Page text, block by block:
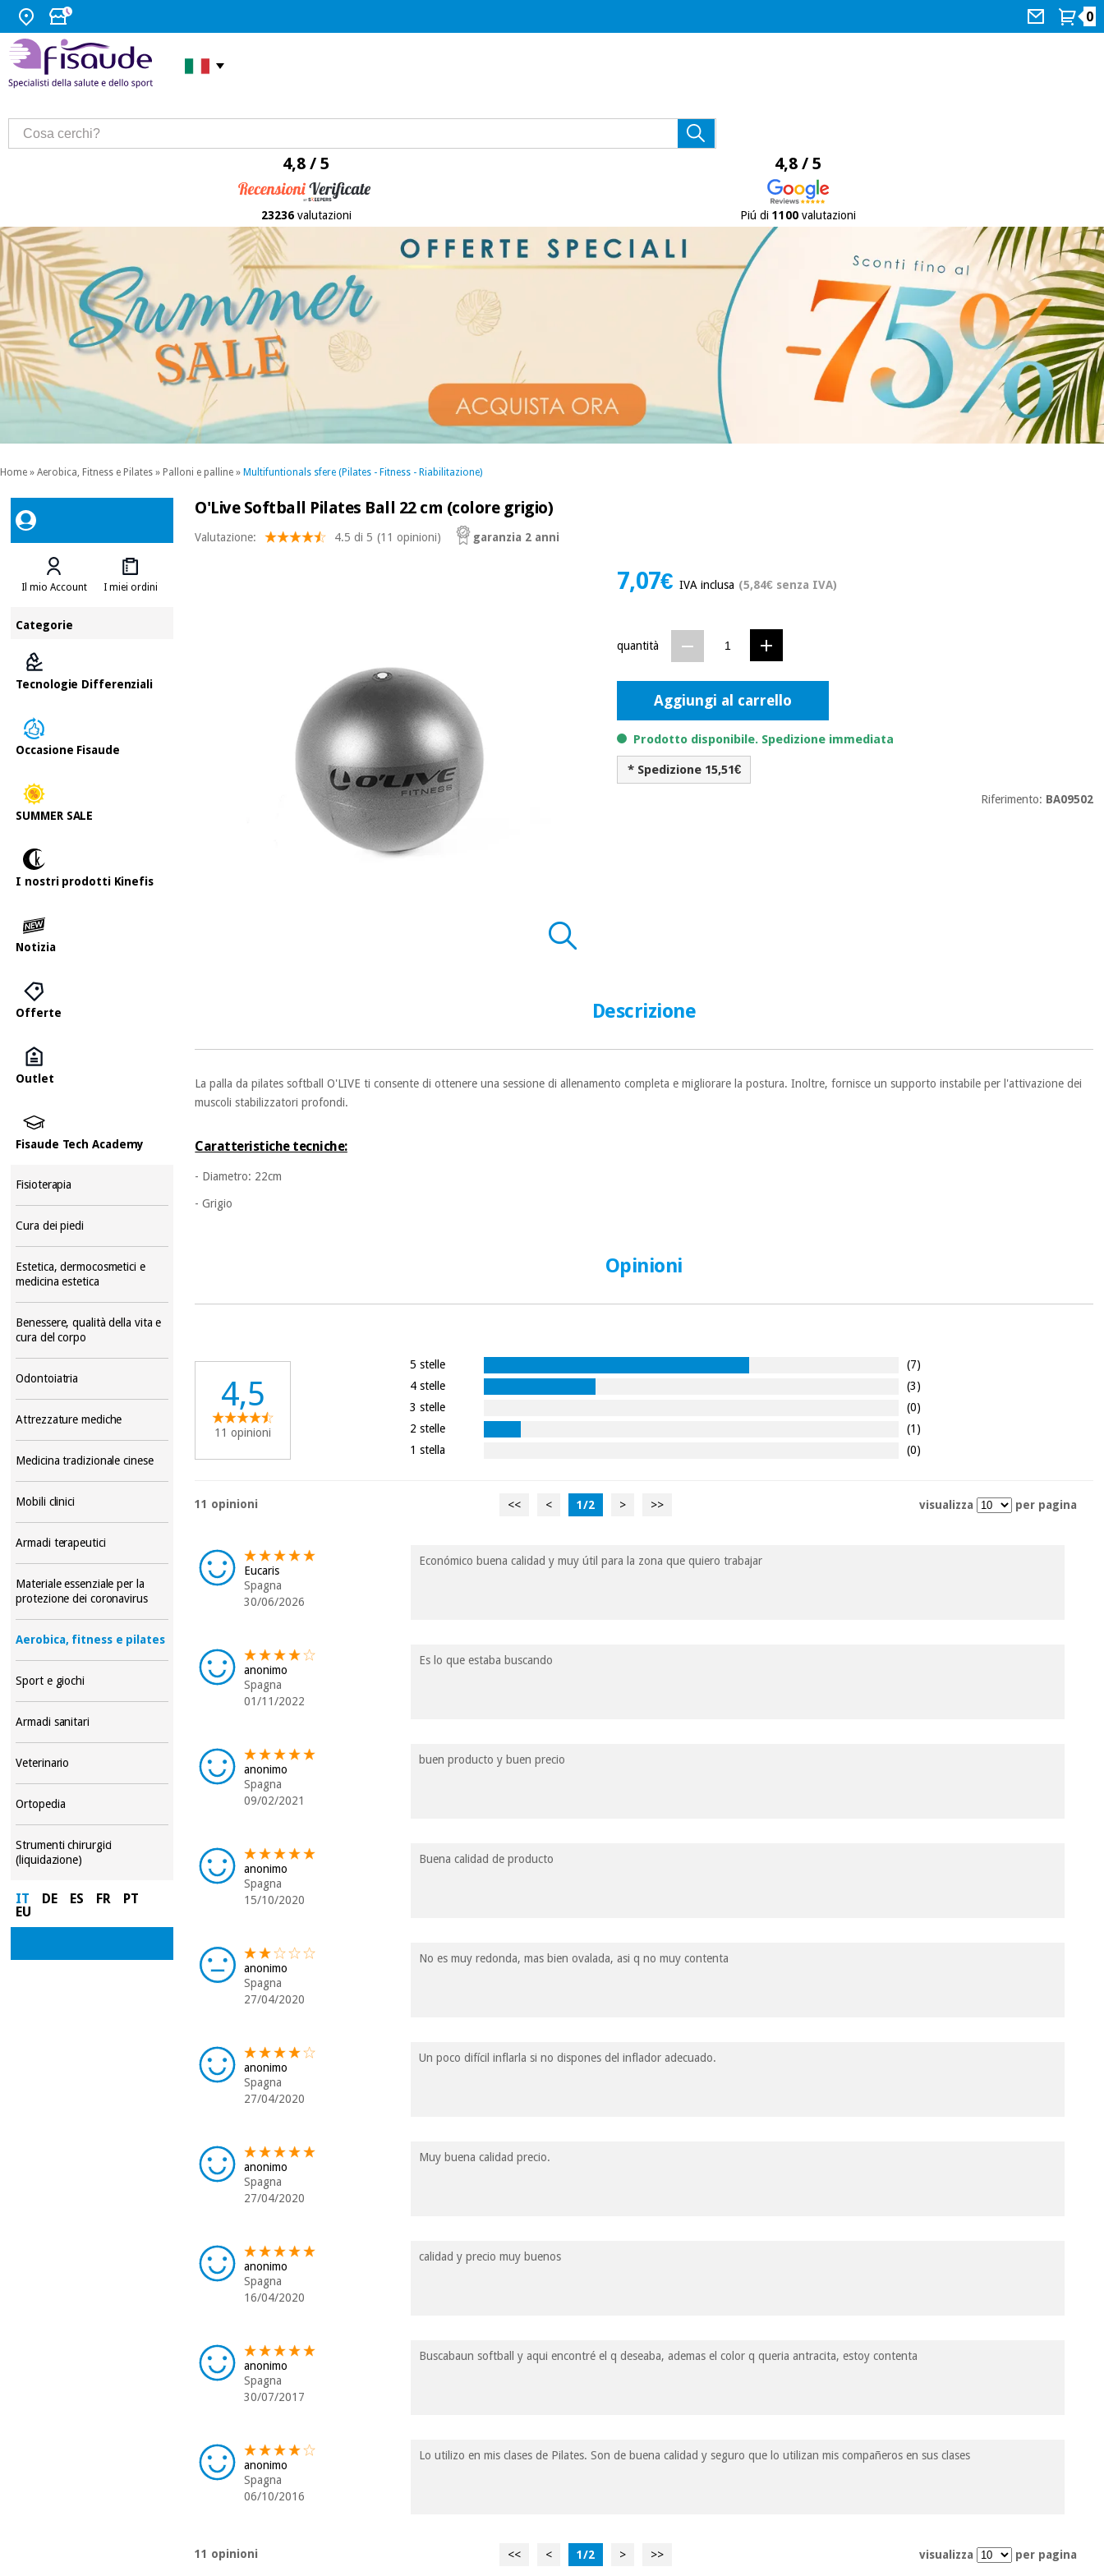
0
4,8 / 5
23236valutazioni
4,8 / 5
Piú di 1100valutazioni
Home » Aerobica, Fitness e Pilates » Palloni e palline » Multifuntionals sfere (Pilates - Fitness - Riabilitazione)
Il mio Account I miei ordini
Categorie
Tecnologie Differenziali
Occasione Fisaude
SUMMER SALE
I nostri prodotti Kinefis
Notizia
Offerte
Outlet
Fisaude Tech Academy
Fisioterapia
Cura dei piedi
Estetica, dermocosmetici e
medicina estetica
Benessere, qualità della vita e
cura del corpo
Odontoiatria
Attrezzature mediche
Medicina tradizionale cinese
Mobili clinici
Armadi terapeutici
Materiale essenziale per la
protezione dei coronavirus
Aerobica, fitness e pilates
Sport e giochi
Armadi sanitari
Veterinario
Ortopedia
Strumenti chirurgici
(liquidazione)
IT DE ES FR
PT
EU
O'Live Softball Pilates Ball 22 cm (colore grigio)
Valutazione: 4.5 di 5 (11 opinioni) garanzia 2 anni
7,07€IVA inclusa (5,84€ senza IVA)
quantità
Aggiungi al carrello
Prodotto disponibile. Spedizione immediata
* Spedizione 15,51€
Riferimento: BA09502
Descrizione
La palla da pilates softball O'LIVE ti consente di ottenere una sessione di allenamento completa e migliorare la postura. Inoltre, fornisce un supporto instabile per l'attivazione dei
muscoli stabilizzatori profondi.
Caratteristiche tecniche:
- Diametro: 22cm
- Grigio
Opinioni
4,5
11 opinioni
5 stelle
(7)
4 stelle
(3)
3 stelle
(0)
2 stelle
(1)
1 stella
(0)
11 opinioni << < 1/2 > >> visualizza per pagina
Eucaris
Spagna
30/06/2026
Económico buena calidad y muy útil para la zona que quiero trabajar
anonimo
Spagna
01/11/2022
Es lo que estaba buscando
anonimo
Spagna
09/02/2021
buen producto y buen precio
anonimo
Spagna
15/10/2020
Buena calidad de producto
anonimo
Spagna
27/04/2020
No es muy redonda, mas bien ovalada, asi q no muy contenta
anonimo
Spagna
27/04/2020
Un poco difícil inflarla si no dispones del inflador adecuado.
anonimo
Spagna
27/04/2020
Muy buena calidad precio.
anonimo
Spagna
16/04/2020
calidad y precio muy buenos
anonimo
Spagna
30/07/2017
Buscabaun softball y aqui encontré el q deseaba, ademas el color q queria antracita, estoy contenta
anonimo
Spagna
06/10/2016
Lo utilizo en mis clases de Pilates. Son de buena calidad y seguro que lo utilizan mis compañeros en sus clases
11 opinioni << < 1/2 > >> visualizza per pagina